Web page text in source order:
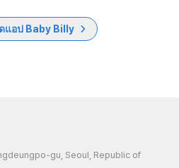
แอป Baby Billy
gu, Seoul, Republic of